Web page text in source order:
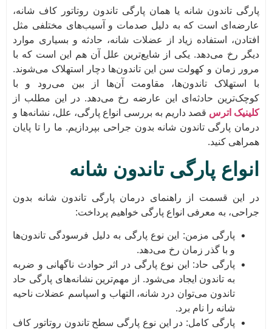
پارگی تاندون شانه یا همان پارگی تاندون روتاتور کاف شانه،
عارضه‌ای است که به دلیل صدمات و آسیب‌های مختلفی مثل
افتادن، استفاده زیاد از عضلات شانه، حادثه و بسیاری موارد
دیگر رخ می‌دهد. یکی از شایع‌ترین علل آن هم این است که با
مرور زمان و کهولت سن این تاندون‌ها دچار استهلاک می‌شوند.
با استهلاک تاندون‌ها، مقاومت آن‌ها از بین می‌رود و با
کوچک‌ترین حادثه‌ای این عارضه رخ می‌دهد. در این مطلب از
کلینیک اترسقصد داریم به بررسی انواع پارگی، علل، نشانه‌ها و
درمان پارگی تاندون شانه بدون جراحی بپردازیم. ما را تا پایان
همراهی کنید.
انواع پارگی تاندون شانه
در این قسمت از راهنمای درمان پارگی تاندون شانه بدون
جراحی، به معرفی انواع پارگی خواهیم پرداخت:
پارگی مزمن: این نوع پارگی به دلیل فرسودگی تاندون‌ها
و با گذر زمان رخ می‌دهد.
پارگی حاد: این نوع پارگی در اثر حوادث ناگهانی و ضربه
به تاندون ایجاد می‌شود. از مهم‌ترین نشانه‌های پارگی حاد
تاندون می‌توان درد شانه، التهاب و اسپاسم عضلات ناحیه
شانه را نام برد.
پارگی کامل: در این نوع پارگی سطح تاندون روتاتور کاف